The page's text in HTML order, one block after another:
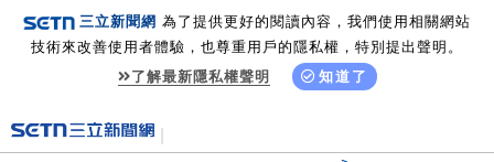
三立新聞網 為了提供更好的閱讀內容，我們使用相關網站
技術來改善使用者體驗，也尊重用戶的隱私權，特別提出聲明。
了解最新隱私權聲明
知道了